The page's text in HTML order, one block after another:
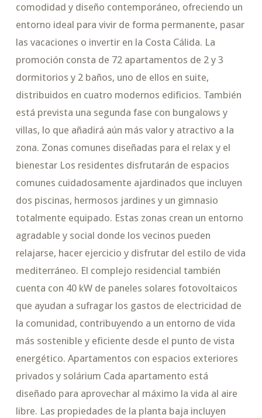
comodidad y diseño contemporáneo, ofreciendo un
entorno ideal para vivir de forma permanente, pasar
las vacaciones o invertir en la Costa Cálida. La
promoción consta de 72 apartamentos de 2 y 3
dormitorios y 2 baños, uno de ellos en suite,
distribuidos en cuatro modernos edificios. También
está prevista una segunda fase con bungalows y
villas, lo que añadirá aún más valor y atractivo a la
zona. Zonas comunes diseñadas para el relax y el
bienestar Los residentes disfrutarán de espacios
comunes cuidadosamente ajardinados que incluyen
dos piscinas, hermosos jardines y un gimnasio
totalmente equipado. Estas zonas crean un entorno
agradable y social donde los vecinos pueden
relajarse, hacer ejercicio y disfrutar del estilo de vida
mediterráneo. El complejo residencial también
cuenta con 40 kW de paneles solares fotovoltaicos
que ayudan a sufragar los gastos de electricidad de
la comunidad, contribuyendo a un entorno de vida
más sostenible y eficiente desde el punto de vista
energético. Apartamentos con espacios exteriores
privados y solárium Cada apartamento está
diseñado para aprovechar al máximo la vida al aire
libre. Las propiedades de la planta baja incluyen